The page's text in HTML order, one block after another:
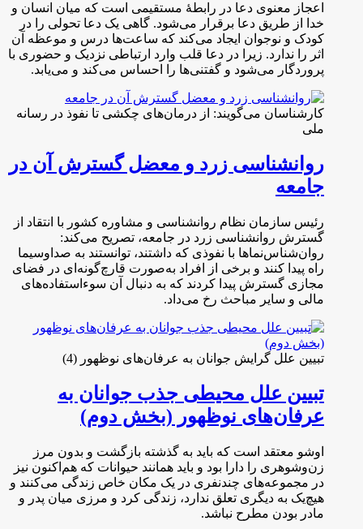
اعجاز معنوی دعا در رابطۀ مستقیمی است که میان انسان و
خدا از طریق دعا برقرار می‌شود. گاهی یک دعا تحولی را در
کودک و نوجوان ایجاد می‌کند که ساعت‌ها درس و موعظه آن
اثر را ندارد. زیرا در دعا قلب وارد ارتباطی نزدیک و حضوری با
پروردگار می‌شود و گفتنی‌ها را احساس می‌کند و می‌یابد.
کارشناسان می‌گویند: از درمان‌های چکشی تا نفوذ در رسانه
ملی
روانشناسی زرد و معضل گسترش آن در
جامعه
رئیس سازمان نظام روانشناسی و مشاوره کشور با انتقاد از
گسترش روانشناسی زرد در جامعه، تصریح می‌کند:
روان‌شناس‌نماها با نفوذی که داشتند، توانستند به صداوسیما
راه پیدا کنند و برخی از افراد به‌صورت قارچ‌گونه‌ای در فضای
مجازی گسترش پیدا کردند که به دنبال آن سوءاستفاده‌های
مالی و سایر مباحث رخ می‌داد.
تبیین علل گرایش جوانان به عرفان‌های نوظهور (4)
تبیین علل محیطی جذب جوانان به
عرفان‌های نوظهور (بخش دوم)
اوشو معتقد است که باید به گذشته بازگشت و بدون مرز
زن‌وشوهری را دارا بود و باید همانند حیوانات که هم‌اکنون نیز
در مجموعه‌های چندنفری در یک مکان خاص زندگی می‌کنند و
هیچ‌یک به دیگری تعلق ندارد، زندگی کرد و مرزی میان پدر و
مادر بودن مطرح نباشد.